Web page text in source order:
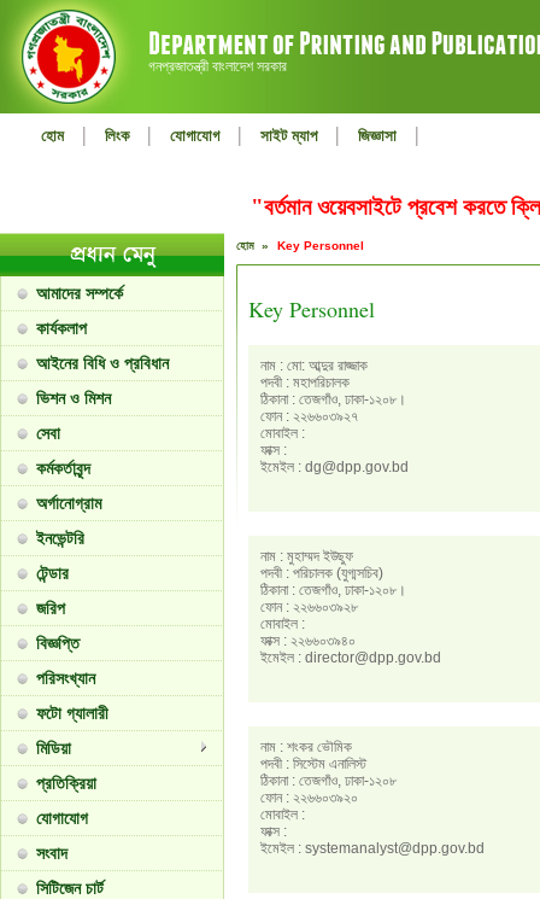
গনপ্রজাতন্ত্রী বাংলাদেশ সরকার
হোম | লিংক | যোগাযোগ | সাইট ম্যাপ | জিজ্ঞাসা |
"বর্তমান ওয়েবসাইটে প্রবেশ
আমাদের সম্পর্কে
কার্যকলাপ
আইনের বিধি ও প্রবিধান
ভিশন ও মিশন
সেবা
কর্মকর্তাবৃন্দ
অর্গানোগ্রাম
ইনভেন্টরি
টেন্ডার
জরিপ
বিজ্ঞপ্তি
পরিসংখ্যান
ফটো গ্যালারী
মিডিয়া
প্রতিক্রিয়া
যোগাযোগ
সংবাদ
সিটিজেন চার্ট
হোম » Key Personnel
Key Personnel
নাম : মো: আব্দুর রাজ্জাক
পদবী : মহাপরিচালক
ঠিকানা : তেজগাঁও, ঢাকা-১২০৮।
ফোন : ২২৬৬০৩৯২৭
মোবাইল :
ফাক্স :
ইমেইল : dg@dpp.gov.bd
নাম : মুহাম্মদ ইউছুফ
পদবী : পরিচালক (যুগ্মসচিব)
ঠিকানা : তেজগাঁও, ঢাকা-১২০৮।
ফোন : ২২৬৬০৩৯২৮
মোবাইল :
ফাক্স : ২২৬৬০৩৯৪০
ইমেইল : director@dpp.gov.bd
নাম : শংকর ভৌমিক
পদবী : সিস্টেম এনালিস্ট
ঠিকানা : তেজগাঁও, ঢাকা-১২০৮
ফোন : ২২৬৬০৩৯২০
মোবাইল :
ফাক্স :
ইমেইল : systemanalyst@dpp.gov.bd